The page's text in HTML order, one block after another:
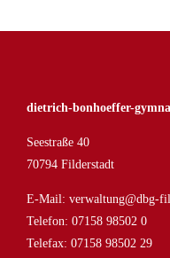
dietrich-bonhoeffer-
Seestraße 40
70794 Filderstadt
E-Mail: verwaltung@dbg-
Telefon: 07158 98502 0
Telefax: 07158 98502 29